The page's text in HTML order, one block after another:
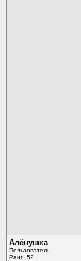
Алёнушка
Пользователь
Ранг: 52